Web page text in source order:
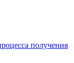
получения